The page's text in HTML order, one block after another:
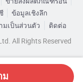
พียงแค่คุณต้องเสีย
รถผลิตแบบสั่งงาน
ข้อมูลเชิงลึก
มเป็นส่วนตัว
ติดต่อ
All Rights Reserved
ม